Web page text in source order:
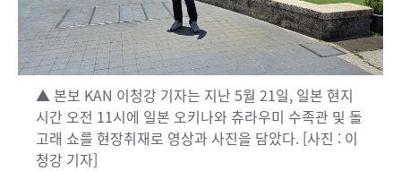
▲ 본보 KAN 이청강 기자는 지난 5월 21일, 일본 현지
시간 오전 11시에 일본 오키나와 츄라우미 수족관 및 돌
고래 쇼를 현장취재로 영상과 사진을 담았다. [사진 : 이
청강 기자]